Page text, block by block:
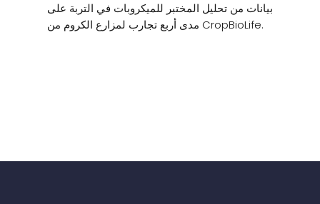
بيانات من تحليل المختبر للميكروبات في التربة على
مدى أربع تجارب لمزارع الكروم من CropBioLife.